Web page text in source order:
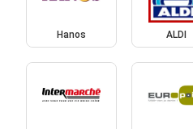
Hanos ALDI